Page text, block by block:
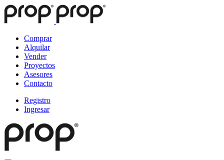
Comprar
Alquilar
Vender
Proyectos
Asesores
Contacto
Registro
Ingresar